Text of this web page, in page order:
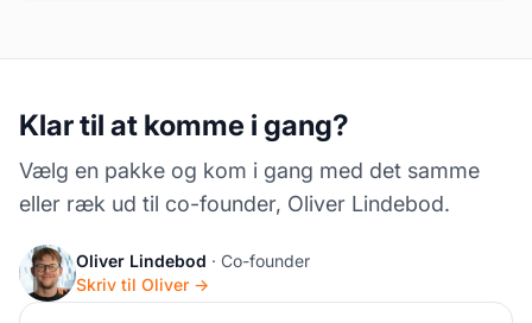
Klar til at komme i gang?
Vælg en pakke og kom i gang med det samme
eller ræk ud til co-founder, Oliver Lindebod.
Oliver Lindebod · Co-founder
Skriv til Oliver →